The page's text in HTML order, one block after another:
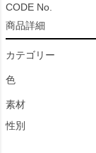
CODE No.
商品詳細
カテゴリー
色
素材
性別